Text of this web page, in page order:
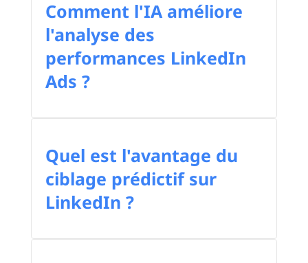
Comment l'IA améliore
l'analyse des
performances LinkedIn
Ads ?
Quel est l'avantage du
ciblage prédictif sur
LinkedIn ?